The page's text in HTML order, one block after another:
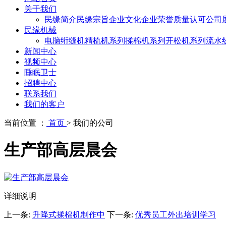
关于我们
民缘简介民缘宗旨企业文化企业荣誉质量认可公司
民缘机械
电脑绗缝机精梳机系列 揉棉机系列 开松机系列 流水
新闻中心
视频中心
睡眠卫士
招聘中心
联系我们
我们的客户
当前位置 ： 首页 > 我们的公司
生产部高层晨会
详细说明
上一条: 升降式揉棉机制作中 下一条: 优秀员工外出培训学习